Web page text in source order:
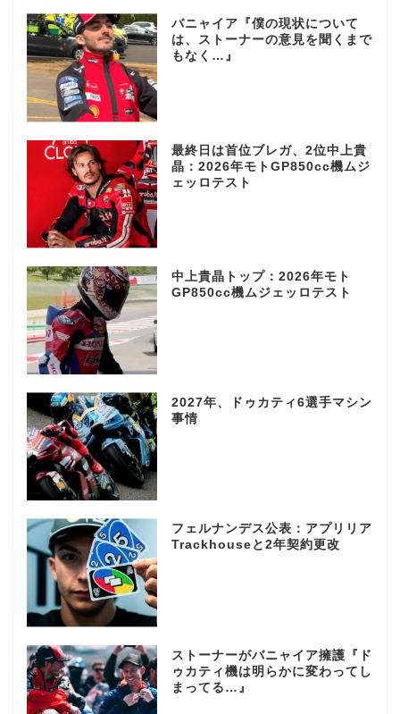
バニャイア『僕の現状について
は、ストーナーの意見を聞くまで
もなく…』
最終日は首位ブレガ、2位中上貴
晶：2026年モトGP850cc機ムジ
ェッロテスト
中上貴晶トップ：2026年モト
GP850cc機ムジェッロテスト
2027年、ドゥカティ6選手マシン
事情
フェルナンデス公表：アプリリア
Trackhouseと2年契約更改
ストーナーがバニャイア擁護『ド
ゥカティ機は明らかに変わってし
まってる…』